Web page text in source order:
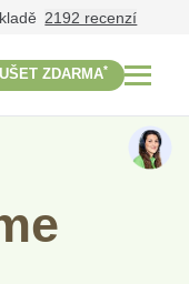
2192 recenzí
ZDARMA*